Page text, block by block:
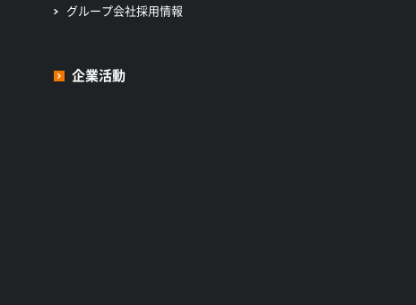
グループ会社採用情報
企業活動